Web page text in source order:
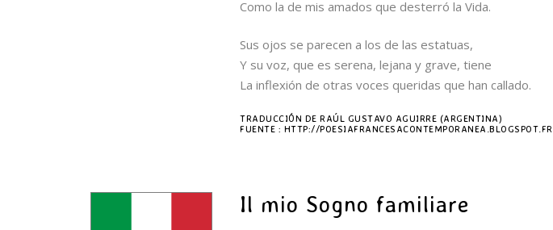
Como la de mis amados que desterró la Vida.
Sus ojos se parecen a los de las estatuas,
Y su voz, que es serena, lejana y grave, tiene
La inflexión de otras voces queridas que han callado.
TRADUCCIÓN DE RAÚL GUSTAVO AGUIRRE (ARGENTINA)
FUENTE : HTTP://POESIAFRANCESACONTEMPORANEA.BLOGSPOT.FR
Il mio Sogno familiare